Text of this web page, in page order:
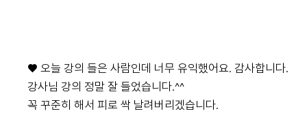
♥ 오늘 강의 들은 사람인데 너무 유익했어요. 감사합니다.
강사님 강의 정말 잘 들었습니다.^^
꼭 꾸준히 해서 피로 싹 날려버리겠습니다.